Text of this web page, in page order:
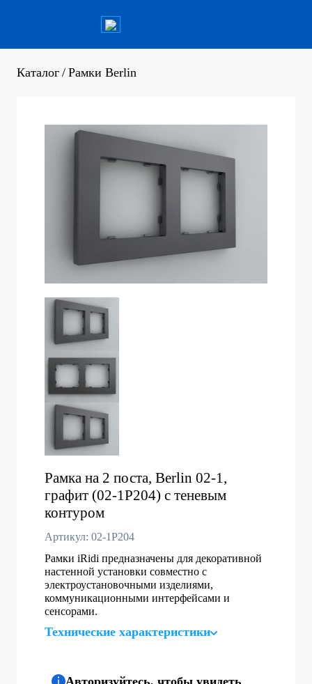
Каталог / Рамки Berlin
Рамка на 2 поста, Berlin 02-1,
графит (02-1P204) с теневым
контуром
Артикул: 02-1P204
Рамки iRidi предназначены для декоративной
настенной установки совместно с
электроустановочными изделиями,
коммуникационными интерфейсами и
сенсорами.
Технические характеристики
Авторизуйтесь, чтобы увидеть